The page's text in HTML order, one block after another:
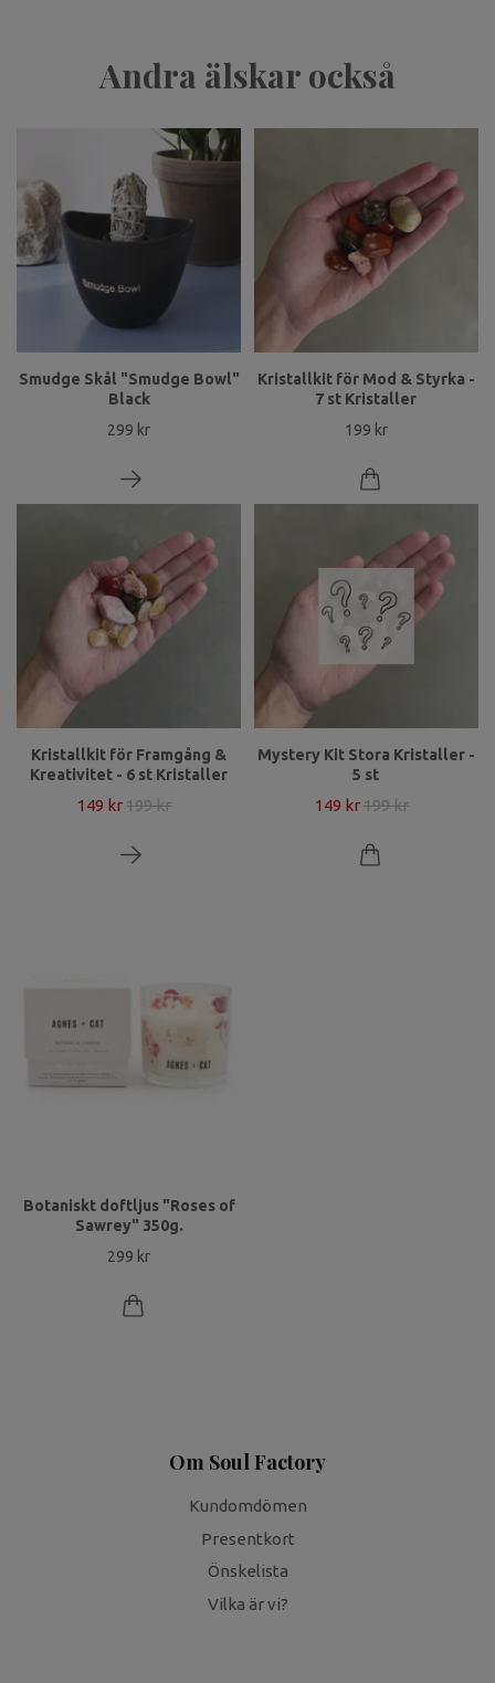
Andra älskar också
Smudge Skål "Smudge Bowl"
Black
299 kr
Kristallkit för Mod & Styrka -
7 st Kristaller
199 kr
Kristallkit för Framgång &
Kreativitet - 6 st Kristaller
149 kr 199 kr
Mystery Kit Stora Kristaller -
5 st
149 kr199 kr
Botaniskt doftljus "Roses of
Sawrey" 350g.
299 kr
Om Soul Factory
Kundomdömen
Presentkort
Önskelista
Vilka är vi?